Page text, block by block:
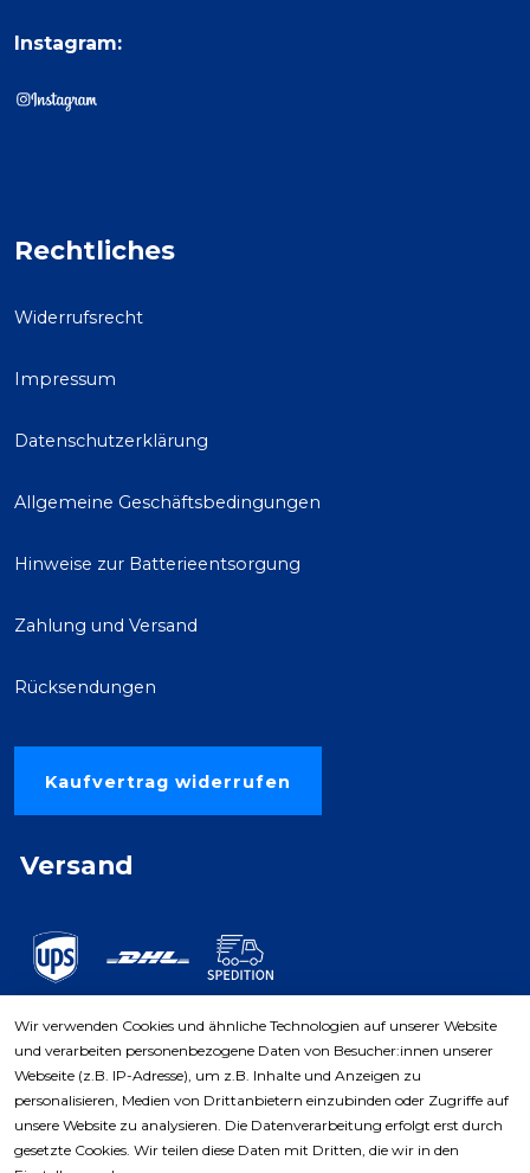
Instagram:
Rechtliches
Widerrufsrecht
Impressum
Datenschutzerklärung
Allgemeine Geschäftsbedingungen
Hinweise zur Batterieentsorgung
Zahlung und Versand
Rücksendungen
Kaufvertrag widerrufen
Versand
Zahlungsarten
Wir verwenden Cookies und ähnliche Technologien auf unserer Website
und verarbeiten personenbezogene Daten von Besucher:innen unserer
Webseite (z.B. IP-Adresse), um z.B. Inhalte und Anzeigen zu
personalisieren, Medien von Drittanbietern einzubinden oder Zugriffe auf
unsere Website zu analysieren. Die Datenverarbeitung erfolgt erst durch
gesetzte Cookies. Wir teilen diese Daten mit Dritten, die wir in den